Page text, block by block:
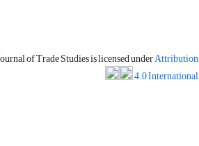
of Trade Studies is licensed underAttribution
4.0 International